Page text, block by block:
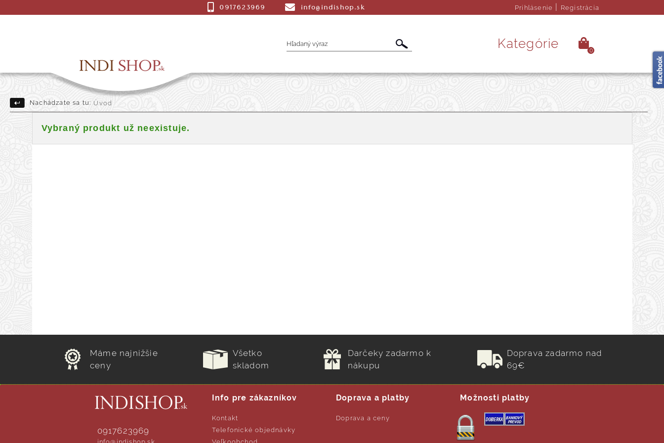
0917623969 info@indishop.sk Prihlásenie Registrácia
0
Kategórie
Drevené Sošky
Darčekové a dekoračné predmety
Nachádzate sa tu: Úvod
Vybraný produkt už neexistuje.
Máme najnižšie
ceny
Všetko
skladom
Darčeky zadarmo k
nákupu
Doprava zadarmo nad
69€
0917623969
Info pre zákazníkov
Kontakt
Telefonické objednávky
Doprava a platby
Doprava a ceny
Možnosti platby